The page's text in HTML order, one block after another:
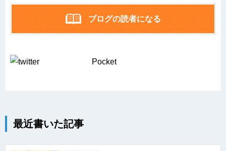
ブログの読者になる
Pocket
最近書いた記事